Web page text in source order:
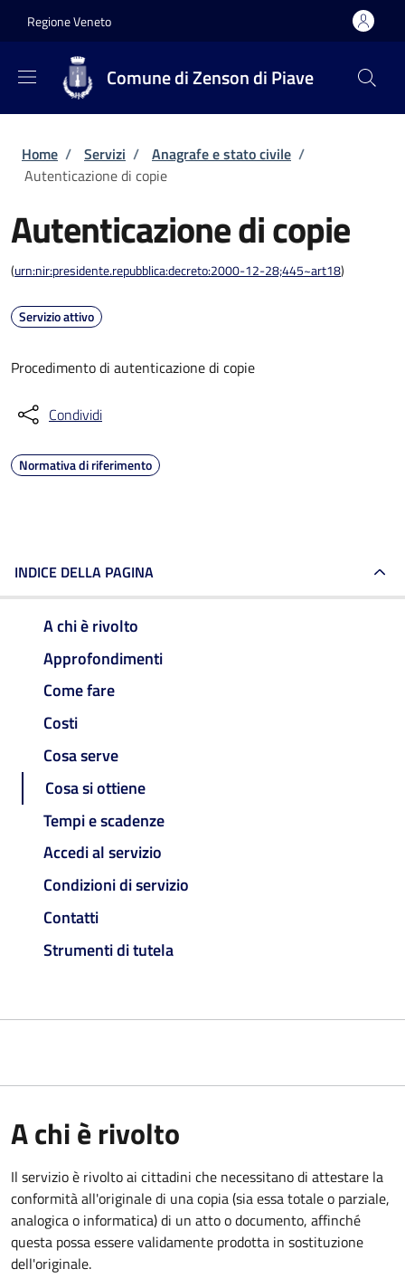
Regione Veneto
Comune di Zenson di Piave
Briciole di pane
Home / Servizi / Anagrafe e stato civile /
Autenticazione di copie
Autenticazione di copie
(urn:nir:presidente.repubblica:decreto:2000-12-28;445~art18)
Servizio attivo
Procedimento di autenticazione di copie
Condividi
Normativa di riferimento
INDICE DELLA PAGINA
A chi è rivolto
Approfondimenti
Come fare
Costi
Cosa serve
Cosa si ottiene
Tempi e scadenze
Accedi al servizio
Condizioni di servizio
Contatti
Strumenti di tutela
A chi è rivolto
Il servizio è rivolto ai cittadini che necessitano di attestare la
conformità all'originale di una copia (sia essa totale o parziale,
analogica o informatica) di un atto o documento, affinché
questa possa essere validamente prodotta in sostituzione
dell'originale.